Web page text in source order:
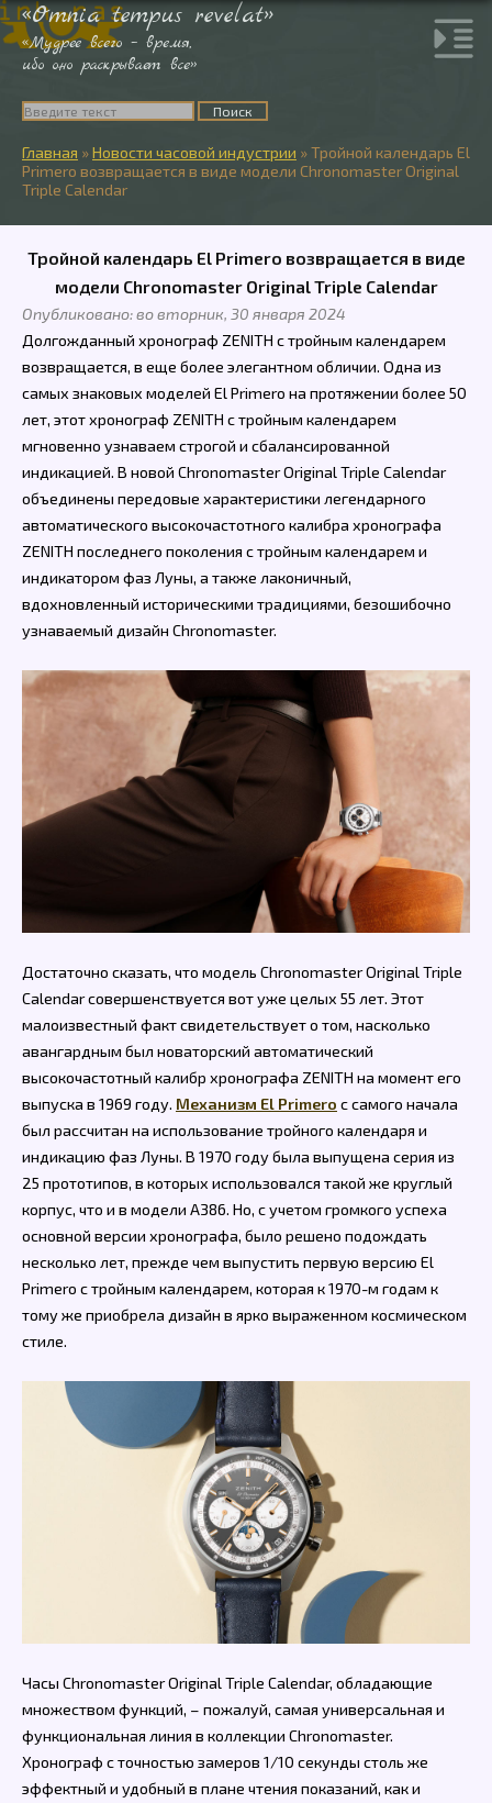
«Omnia tempus revelat»
«Мудрее всего – время,
ибо оно раскрывает все»
Главная »Новости часовой индустрии »Тройной календарь El
Primero возвращается в виде модели Chronomaster Original
Triple Calendar
Тройной календарь El Primero возвращается в виде
модели Chronomaster Original Triple Calendar
Опубликовано: во вторник, 30 января 2024
Долгожданный хронограф ZENITH с тройным календарем
возвращается, в еще более элегантном обличии. Одна из
самых знаковых моделей El Primero на протяжении более 50
лет, этот хронограф ZENITH с тройным календарем
мгновенно узнаваем строгой и сбалансированной
индикацией. В новой Chronomaster Original Triple Calendar
объединены передовые характеристики легендарного
автоматического высокочастотного калибра хронографа
ZENITH последнего поколения с тройным календарем и
индикатором фаз Луны, а также лаконичный,
вдохновленный историческими традициями, безошибочно
узнаваемый дизайн Chronomaster.
Достаточно сказать, что модель Chronomaster Original Triple
Calendar совершенствуется вот уже целых 55 лет. Этот
малоизвестный факт свидетельствует о том, насколько
авангардным был новаторский автоматический
высокочастотный калибр хронографа ZENITH на момент его
выпуска в 1969 году. Механизм El Primero с самого начала
был рассчитан на использование тройного календаря и
индикацию фаз Луны. В 1970 году была выпущена серия из
25 прототипов, в которых использовался такой же круглый
корпус, что и в модели A386. Но, с учетом громкого успеха
основной версии хронографа, было решено подождать
несколько лет, прежде чем выпустить первую версию El
Primero с тройным календарем, которая к 1970-м годам к
тому же приобрела дизайн в ярко выраженном космическом
стиле.
Часы Chronomaster Original Triple Calendar, обладающие
множеством функций, – пожалуй, самая универсальная и
функциональная линия в коллекции Chronomaster.
Хронограф с точностью замеров 1/10 секунды столь же
эффектный и удобный в плане чтения показаний, как и